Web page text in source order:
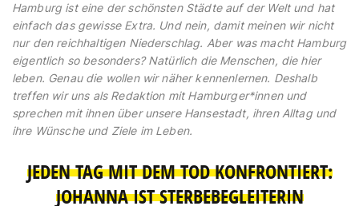
Hamburg ist eine der schönsten Städte auf der Welt und hat
einfach das gewisse Extra. Und nein, damit meinen wir nicht
nur den reichhaltigen Niederschlag. Aber was macht Hamburg
eigentlich so besonders? Natürlich die Menschen, die hier
leben. Genau die wollen wir näher kennenlernen. Deshalb
treffen wir uns als Redaktion mit Hamburger*innen und
sprechen mit ihnen über unsere Hansestadt, ihren Alltag und
ihre Wünsche und Ziele im Leben.
JEDEN TAG MIT DEM TOD KONFRONTIERT:
JOHANNA IST STERBEBEGLEITERIN